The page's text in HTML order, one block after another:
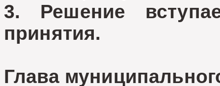
3. Решение
принятия.
Глава